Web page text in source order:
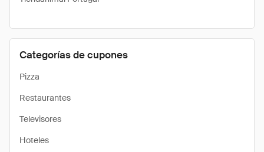
Categorías de cupones
Pizza
Restaurantes
Televisores
Hoteles